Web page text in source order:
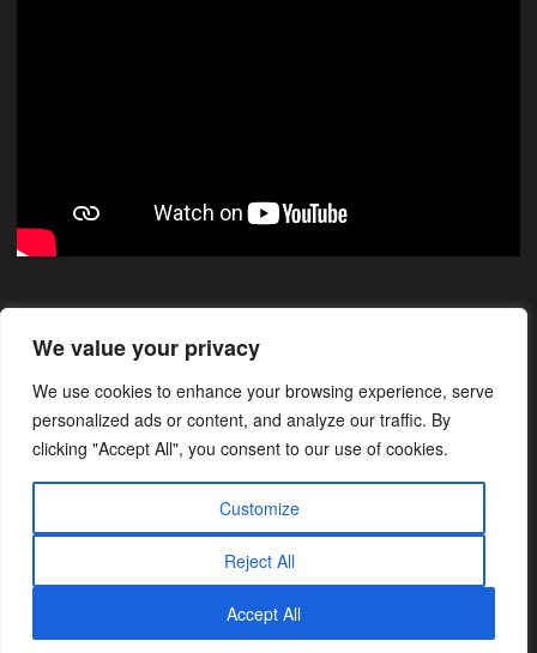
We value your privacy
We use cookies to enhance your browsing experience, serve
personalized ads or content, and analyze our traffic. By
clicking "Accept All", you consent to our use of cookies.
Customize
Reject All
Accept All
Instagram
Facebook
LinkedIn
Avís legal-Condicions generals-Política de cookies-Política de
privacitat